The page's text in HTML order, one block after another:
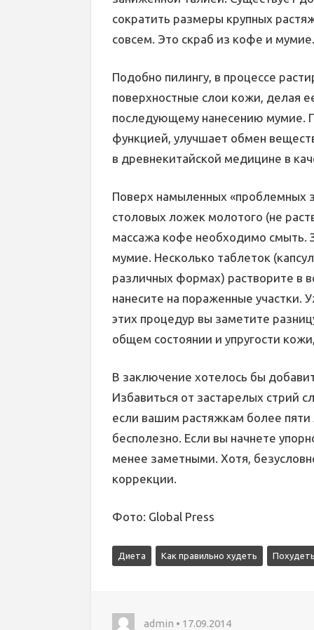
сократить размеры крупных
совсем. Это скраб из кофе и мумие.
Подобно пилингу, в процессе
поверхностные слои кожи, делая
последующему нанесению мумие.
функцией, улучшает обмен
в древнекитайской медицине в
Поверх намыленных «проблемных
столовых ложек молотого (не
массажа кофе необходимо смыть.
мумие. Несколько таблеток
различных формах) растворите в
нанесите на пораженные участки.
этих процедур вы заметите
общем состоянии и упругости
В заключение хотелось бы
Избавиться от застарелых стрий
если вашим растяжкам более пяти
бесполезно. Если вы начнете
менее заметными. Хотя,
коррекции.
Фото: Global Press
Диета Как правильно худеть
admin • 17.09.2014